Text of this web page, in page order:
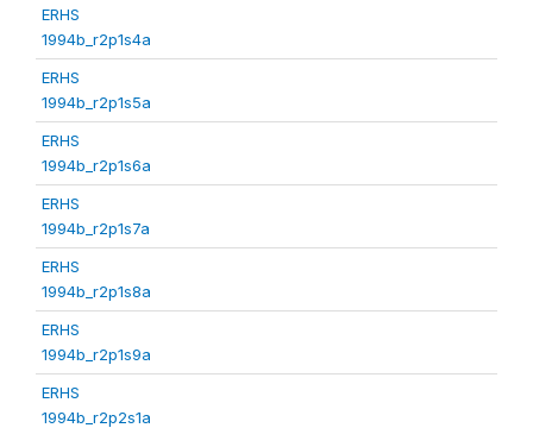
ERHS
1994b_r2p1s4a
ERHS
1994b_r2p1s5a
ERHS
1994b_r2p1s6a
ERHS
1994b_r2p1s7a
ERHS
1994b_r2p1s8a
ERHS
1994b_r2p1s9a
ERHS
1994b_r2p2s1a